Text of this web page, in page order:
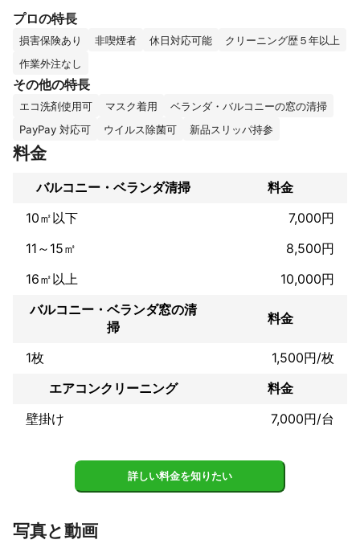
ベランダやバルコニーは、ホコリや鳥のフン、雨風による汚れが
溜まりやすい場所です。
🏠 こんな方におすすめ
✔️ 大掃除の手間を省きたい
✔️ 忙しくて掃除する時間がない
✔️ 汚れがひどくて自分では落とせない
お見積り無料！ まずはお気軽にご相談ください。
お客様の大切な空間をキレイにするお手伝いをさせていただきま
す！
ぜひ、ベランダ・バルコニークリーニングのプロにお任せくださ
い✨
古物商免許取得済み。家具組立、草刈、草むしり、不用品回収、
関係、レンジフード清掃、買い物代行、病院付き添いなど。
アピールポイント
て頂きます♪
プロの特長
損害保険あり 非喫煙者 休日対応可能
クリーニング歴５年以上
作業外注なし
その他の特長
エコ洗剤使用可 マスク着用
ベランダ・バルコニーの窓の清掃
PayPay 対応可
ウイルス除菌可 新品スリッパ持参
料金
バルコニー・ベランダ清掃
料金
10㎡以下
7,000円
11～15㎡
8,500円
16㎡以上
10,000円
バルコニー・ベランダ窓の清
掃
料金
1枚
1,500円/枚
エアコンクリーニング
料金
壁掛け
7,000円/台
詳しい料金を知りたい
写真と動画